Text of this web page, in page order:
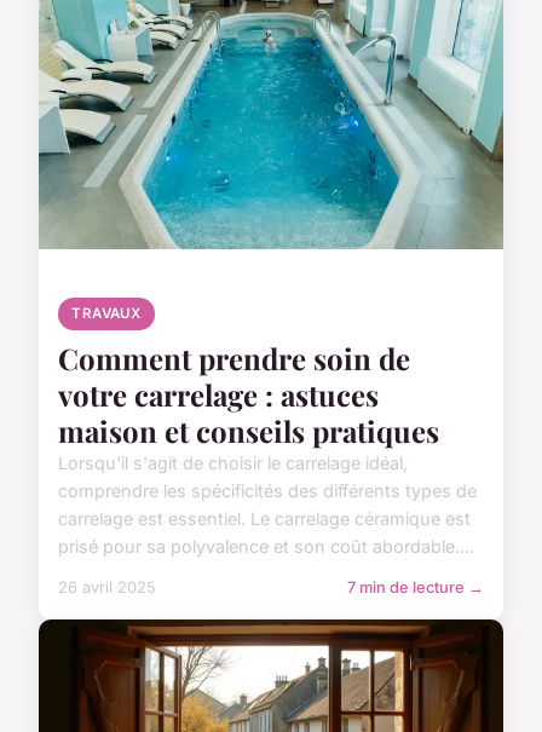
TRAVAUX
Comment prendre soin de
votre carrelage : astuces
maison et conseils pratiques
Lorsqu'il s'agit de choisir le carrelage idéal,
comprendre les spécificités des différents types de
carrelage est essentiel. Le carrelage céramique est
prisé pour sa polyvalence et son coût abordable....
26 avril 2025 7 min de lecture →